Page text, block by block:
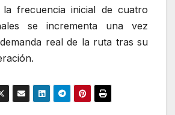
frecuencia inicial de cuatro
se incrementa una vez
real de la ruta tras su